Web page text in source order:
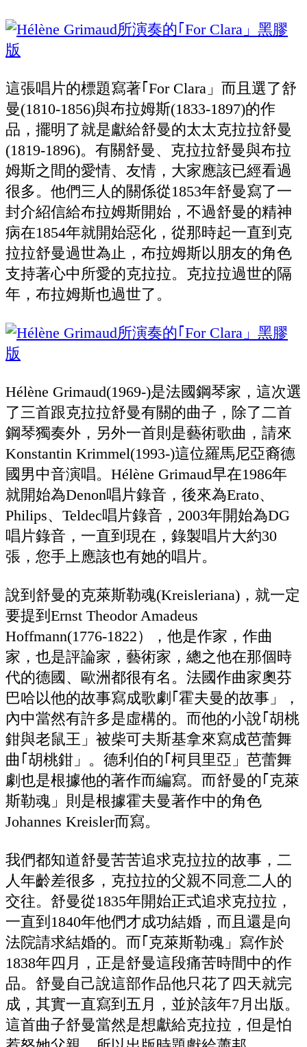
這張唱片的標題寫著｢For Clara」而且選了舒
曼(1810-1856)與布拉姆斯(1833-1897)的作
品，擺明了就是獻給舒曼的太太克拉拉舒曼
(1819-1896)。有關舒曼、克拉拉舒曼與布拉
姆斯之間的愛情、友情，大家應該已經看過
很多。他們三人的關係從1853年舒曼寫了一
封介紹信給布拉姆斯開始，不過舒曼的精神
病在1854年就開始惡化，從那時起一直到克
拉拉舒曼過世為止，布拉姆斯以朋友的角色
支持著心中所愛的克拉拉。克拉拉過世的隔
年，布拉姆斯也過世了。
Hélène Grimaud(1969-)是法國鋼琴家，這次選
了三首跟克拉拉舒曼有關的曲子，除了二首
鋼琴獨奏外，另外一首則是藝術歌曲，請來
Konstantin Krimmel(1993-)這位羅馬尼亞裔德
國男中音演唱。Hélène Grimaud早在1986年
就開始為Denon唱片錄音，後來為Erato、
Philips、Teldec唱片錄音，2003年開始為DG
唱片錄音，一直到現在，錄製唱片大約30
張，您手上應該也有她的唱片。
說到舒曼的克萊斯勒魂(Kreisleriana)，就一定
要提到Ernst Theodor Amadeus
Hoffmann(1776-1822），他是作家，作曲
家，也是評論家，藝術家，總之他在那個時
代的德國、歐洲都很有名。法國作曲家奧芬
巴哈以他的故事寫成歌劇｢霍夫曼的故事」，
內中當然有許多是虛構的。而他的小說｢胡桃
鉗與老鼠王」被柴可夫斯基拿來寫成芭蕾舞
曲｢胡桃鉗」。德利伯的｢柯貝里亞」芭蕾舞
劇也是根據他的著作而編寫。而舒曼的｢克萊
斯勒魂」則是根據霍夫曼著作中的角色
Johannes Kreisler而寫。
我們都知道舒曼苦苦追求克拉拉的故事，二
人年齡差很多，克拉拉的父親不同意二人的
交往。舒曼從1835年開始正式追求克拉拉，
一直到1840年他們才成功結婚，而且還是向
法院請求結婚的。而｢克萊斯勒魂」寫作於
1838年四月，正是舒曼這段痛苦時間中的作
品。舒曼自己說這部作品他只花了四天就完
成，其實一直寫到五月，並於該年7月出版。
這首曲子舒曼當然是想獻給克拉拉，但是怕